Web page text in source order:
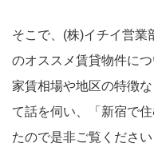
そこで、(株)イチイ営業
のオススメ賃貸物件に
家賃相場や地区の特徴
て話を伺い、「新宿で
たので是非ご覧ください